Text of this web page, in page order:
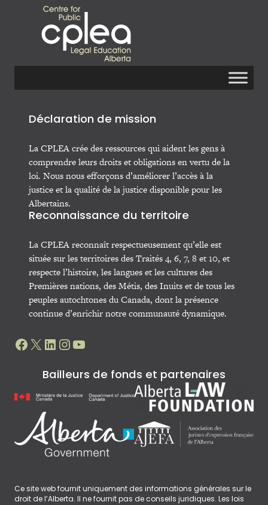
Déclaration de mission
La CPLEA crée des ressources qui aident les gens à
comprendre leurs droits et obligations en vertu de la
loi. Nous nous efforçons d’améliorer l’accès à la
justice et la qualité de la justice disponible pour les
Albertains.
Reconnaissance du territoire
La CPLEA reconnaît respectueusement qu’elle est
située sur les territoires des Traités 4, 6, 7, 8 et 10, et
respecte l’histoire, les langues et les cultures des
Premières nations, des Métis, des Inuits et de tous les
peuples autochtones du Canada, dont la présence
continue d’enrichir notre communauté dynamique.
Facebook
X LinkedIn
Instagram
YouTube
Bailleurs de fonds et partenaires
Ce site web fournit uniquement des informations générales sur le
droit de l’Alberta. Il ne fournit pas de conseils juridiques. Les lois